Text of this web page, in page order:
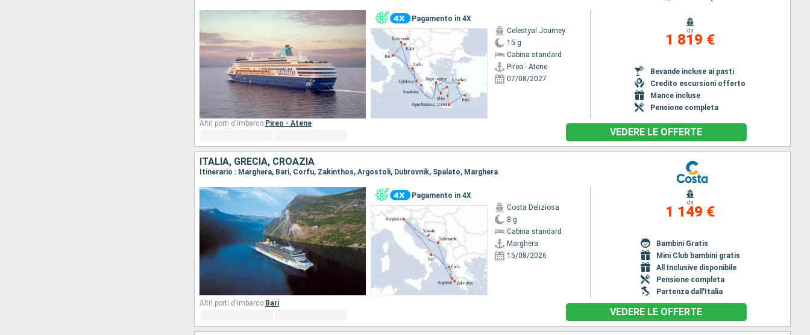
Pagamento in 4X
Celestyal Journey
15 g
Cabina standard
Pireo - Atene
07/08/2027
da
1 819 €
Bevande incluse ai pasti
Credito escursioni offerto
Mance incluse
Pensione completa
Altri porti d'imbarco: Pireo - Atene
VEDERE LE OFFERTE
ITALIA, GRECIA, CROAZIA
Itinerario : Marghera, Bari, Corfu, Zakinthos, Argostoli, Dubrovnik, Spalato, Marghera
Pagamento in 4X
Costa Deliziosa
8 g
Cabina standard
Marghera
15/08/2026
da
1 149 €
Bambini Gratis
Mini Club bambini gratis
All Inclusive disponibile
Pensione completa
Partenza dall'Italia
Altri porti d'imbarco: Bari
VEDERE LE OFFERTE